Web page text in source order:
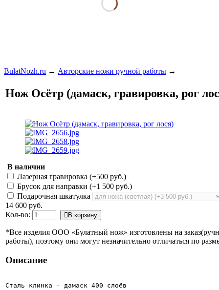
BulatNozh.ru → Авторские ножи ручной работы →
Нож Осётр (дамаск, гравировка, рог
В наличии
Лазерная гравировка (+500 руб.)
Брусок для направки (+1 500 руб.)
Подарочная шкатулка
14 600 руб.
Кол-во:
В корзину
*Все изделия ООО «Булатный нож» изготовлены на
работы), поэтому они могут незначительно отличаться по
Описание
Сталь клинка - дамаск 400 слоёв